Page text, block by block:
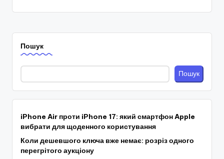
Пошук
Пошук
iPhone Air проти iPhone 17: який смартфон Apple
вибрати для щоденного користування
Коли дешевшого ключа вже немає: розріз одного
перегрітого аукціону